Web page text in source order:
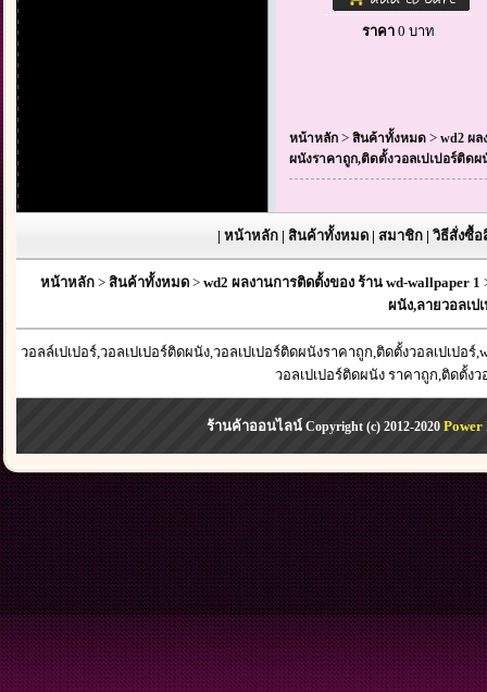
ราคา 0 บาท
หน้าหลัก > สินค้าทั้งหมด > wd2 ผล
ผนังราคาถูก,ติดตั้งวอลเปเปอร์ติดผ
| หน้าหลัก | สินค้าทั้งหมด | สมาชิก | วิธีสั่งซื้
หน้าหลัก > สินค้าทั้งหมด > wd2 ผลงานการติดตั้งของ ร้าน wd-wallpaper 1
ผนัง,ลายวอลเป
วอลล์เปเปอร์,วอลเปเปอร์ติดผนัง,วอลเปเปอร์ติดผนังราคาถูก,ติดตั้งวอลเปเป
วอลเปเปอร์ติดผนัง ราคาถูก,ติดตั้ง
ร้านค้าออนไลน์Copyright (c) 2012-2020 Power